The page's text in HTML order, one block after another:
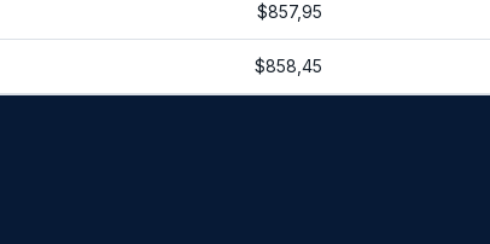
$857,95
$858,45